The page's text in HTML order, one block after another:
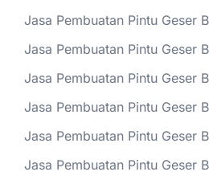
Jasa Pembuatan Pintu Geser
Jasa Pembuatan Pintu Geser
Jasa Pembuatan Pintu Geser
Jasa Pembuatan Pintu Geser
Jasa Pembuatan Pintu Geser
Jasa Pembuatan Pintu Geser